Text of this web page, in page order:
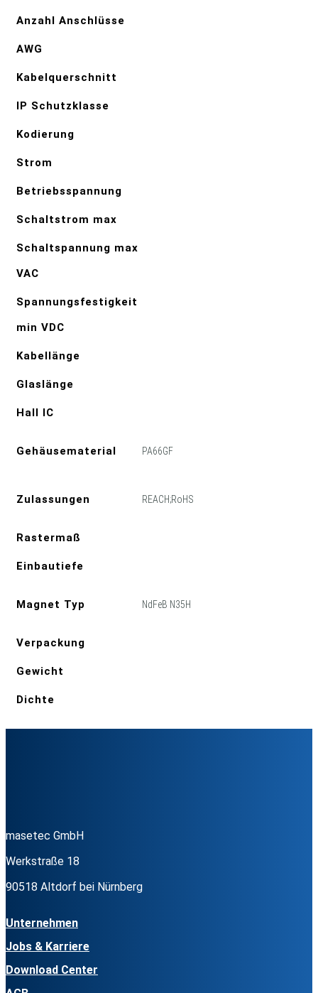
Anzahl Anschlüsse
AWG
Kabelquerschnitt
IP Schutzklasse
Kodierung
Strom
Betriebsspannung
Schaltstrom max
Schaltspannung max
VAC
Spannungsfestigkeit
min VDC
Kabellänge
Glaslänge
Hall IC
Gehäusematerial PA66GF
Zulassungen REACH;RoHS
Rastermaß
Einbautiefe
Magnet Typ NdFeB N35H
Verpackung
Gewicht
Dichte
masetec GmbH
Werkstraße 18
90518 Altdorf bei Nürnberg
Unternehmen
Jobs & Karriere
Download Center